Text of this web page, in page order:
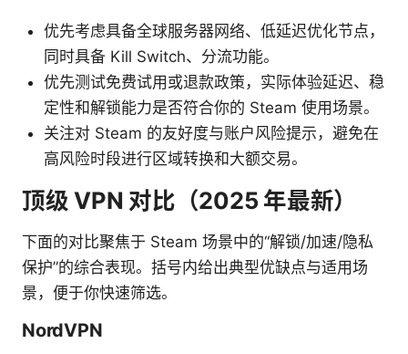
优先考虑具备全球服务器网络、低延迟优化节点，
同时具备 Kill Switch、分流功能。
优先测试免费试用或退款政策，实际体验延迟、稳
定性和解锁能力是否符合你的 Steam 使用场景。
关注对 Steam 的友好度与账户风险提示，避免在
高风险时段进行区域转换和大额交易。
顶级 VPN 对比（2025 年最新）
下面的对比聚焦于 Steam 场景中的“解锁/加速/隐私
保护”的综合表现。括号内给出典型优缺点与适用场
景，便于你快速筛选。
NordVPN